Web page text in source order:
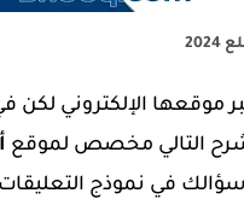
موقعها الإلكتروني لكن
التالي مخصص لموقع
في نموذج